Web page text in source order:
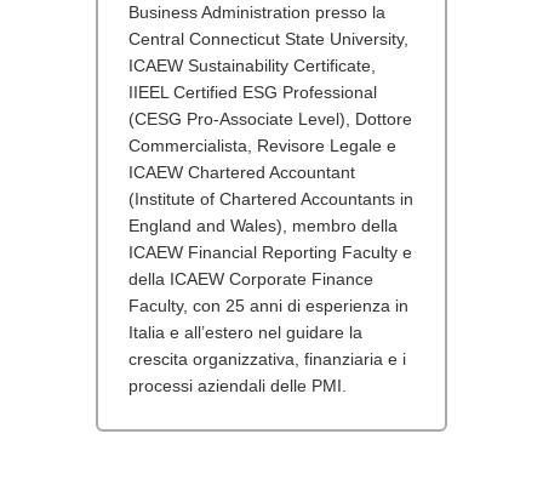
Business Administration presso la
Central Connecticut State University,
ICAEW Sustainability Certificate,
IIEEL Certified ESG Professional
(CESG Pro-Associate Level), Dottore
Commercialista, Revisore Legale e
ICAEW Chartered Accountant
(Institute of Chartered Accountants in
England and Wales), membro della
ICAEW Financial Reporting Faculty e
della ICAEW Corporate Finance
Faculty, con 25 anni di esperienza in
Italia e all’estero nel guidare la
crescita organizzativa, finanziaria e i
processi aziendali delle PMI.